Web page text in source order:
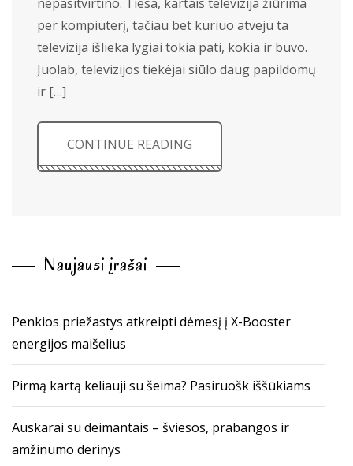
per kompiuterį, tačiau bet kuriuo atveju ta
televizija išlieka lygiai tokia pati, kokia ir buvo.
Juolab, televizijos tiekėjai siūlo daug papildomų
ir […]
CONTINUE READING
Naujausi įrašai
Penkios priežastys atkreipti dėmesį į X-Booster
energijos maišelius
Pirmą kartą keliauji su šeima? Pasiruošk iššūkiams
Auskarai su deimantais – šviesos, prabangos ir
amžinumo derinys